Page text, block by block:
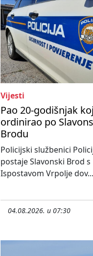
Vijesti
Pao 20-godišnjak
ordinirao po
Brodu
Policijski službenici
postaje Slavonski Brod s
Ispostavom Vrpolje dov...
04.08.2026. u 07:30